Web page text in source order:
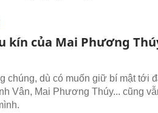
kín của Mai Phương
chúng, dù có muốn giữ bí mật tới
Vân, Mai Phương Thúy... cũng